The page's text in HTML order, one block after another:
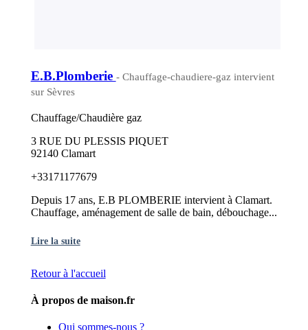
E.B.Plomberie - Chauffage-chaudiere-gaz intervient
sur Sèvres
Chauffage/Chaudière gaz
3 RUE DU PLESSIS PIQUET
92140 Clamart
+33171177679
Depuis 17 ans, E.B PLOMBERIE intervient à Clamart.
Chauffage, aménagement de salle de bain, débouchage...
Lire la suite
Retour à l'accueil
À propos de maison.fr
Qui sommes-nous ?